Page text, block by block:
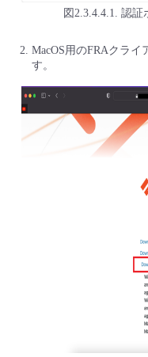
図2.3.4.4.1. 認証
MacOS用のFRAクライ
す。